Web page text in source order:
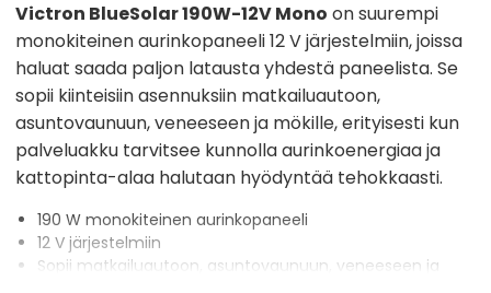
Victron BlueSolar 190W-12V Mono on suurempi
monokiteinen aurinkopaneeli 12 V järjestelmiin, joissa
haluat saada paljon latausta yhdestä paneelista. Se
sopii kiinteisiin asennuksiin matkailuautoon,
asuntovaunuun, veneeseen ja mökille, erityisesti kun
palveluakku tarvitsee kunnolla aurinkoenergiaa ja
kattopinta-alaa halutaan hyödyntää tehokkaasti.
190 W monokiteinen aurinkopaneeli
12 V järjestelmiin
Sopii matkailuautoon, asuntovaunuun, veneeseen ja